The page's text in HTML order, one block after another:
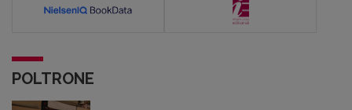
POLTRONE